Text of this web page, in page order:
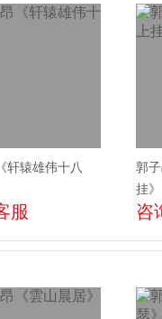
轩辕雄伟十八
服
郭
挂》
咨